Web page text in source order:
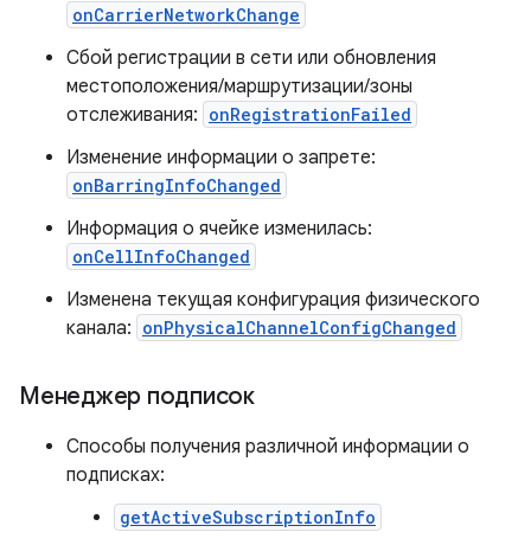
onCarrierNetworkChange
Сбой регистрации в сети или обновления
местоположения/маршрутизации/зоны
отслеживания: onRegistrationFailed
Изменение информации о запрете:
onBarringInfoChanged
Информация о ячейке изменилась:
onCellInfoChanged
Изменена текущая конфигурация физического
канала: onPhysicalChannelConfigChanged
Менеджер подписок
Способы получения различной информации о
подписках:
getActiveSubscriptionInfo